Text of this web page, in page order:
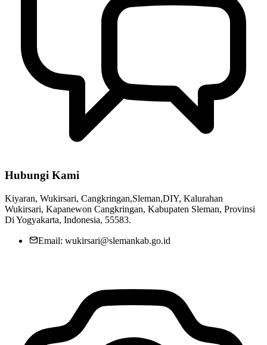
Hubungi Kami
Kiyaran, Wukirsari, Cangkringan,Sleman,DIY, Kalurahan
Wukirsari, Kapanewon Cangkringan, Kabupaten Sleman, Provinsi
Di Yogyakarta, Indonesia, 55583.
Email: wukirsari@slemankab.go.id